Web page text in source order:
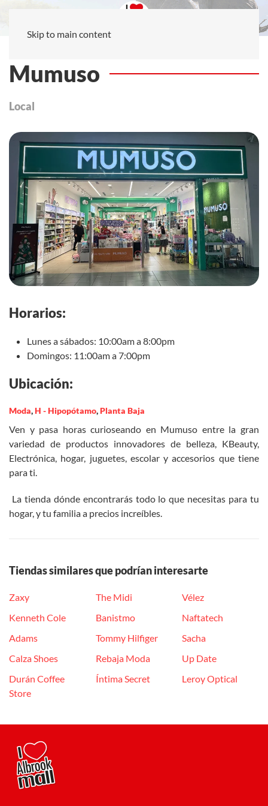
Skip to main content
Mumuso
Local
Horarios:
Lunes a sábados: 10:00am a 8:00pm
Domingos: 11:00am a 7:00pm
Ubicación:
Moda,H - Hipopótamo,Planta Baja
Ven y pasa horas curioseando en Mumuso entre la gran
variedad de productos innovadores de belleza, KBeauty,
Electrónica, hogar, juguetes, escolar y accesorios que tiene
para ti.
La tienda dónde encontrarás todo lo que necesitas para tu
hogar, y tu familia a precios increíbles.
Tiendas similares que podrían interesarte
Zaxy
Kenneth Cole
Adams
Calza Shoes
Durán Coffee
Store
The Midi
Banistmo
Tommy Hilfiger
Rebaja Moda
Íntima Secret
Vélez
Naftatech
Sacha
Up Date
Leroy Optical